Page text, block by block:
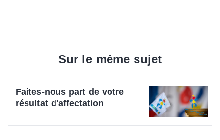
Sur le même sujet
Faites-nous part de votre
résultat d'affectation